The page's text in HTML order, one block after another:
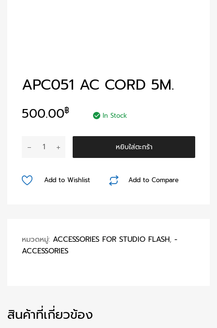
APC051 AC CORD 5M.
500.00฿ In Stock
จำนวน
CORD
หยิบใส่ตะกร้า
Add to Compare
Add to Wishlist
หมวดหมู่: ACCESSORIES FOR STUDIO FLASH, -
ACCESSORIES
สินค้าที่เกี่ยวข้อง